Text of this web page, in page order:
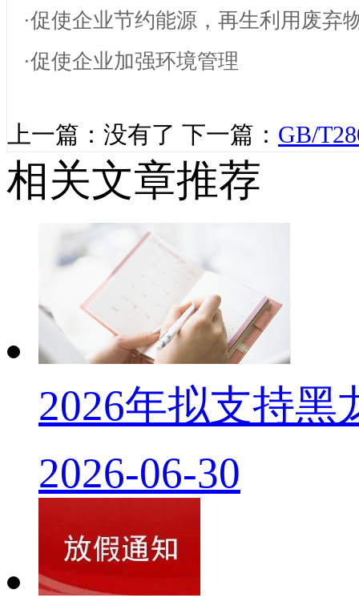
·促使企业节约能源，再生利用废弃
·促使企业加强环境管理
上一篇：没有了 下一篇： GB/
相关文章推荐
2026年拟支持
2026-06-30